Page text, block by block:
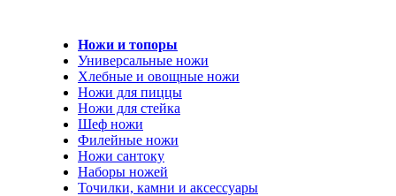
Ножи и топоры
Универсальные ножи
Хлебные и овощные ножи
Ножи для пиццы
Ножи для стейка
Шеф ножи
Филейные ножи
Ножи сантоку
Наборы ножей
Точилки, камни и аксессуары